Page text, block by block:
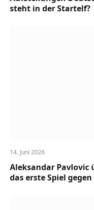
steht in der Startelf?
14. Juni 2026
Aleksandar Pavlovic
das erste Spiel